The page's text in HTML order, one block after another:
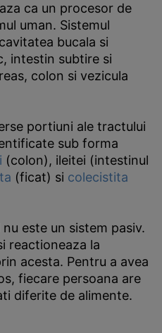
ca un procesor de
uman. Sistemul
bucala si
intestin subtire si
colon si vezicula
portiuni ale tractului
sub forma
(colon), ileitei (intestinul
(ficat) si colecistita
este un sistem pasiv.
reactioneaza la
acesta. Pentru a avea
fiecare persoana are
diferite de alimente.